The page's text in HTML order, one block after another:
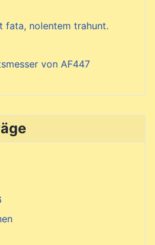
fata, nolentem trahunt.
von AF447